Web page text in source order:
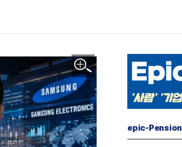
이미지 확대보기
epic-Pension